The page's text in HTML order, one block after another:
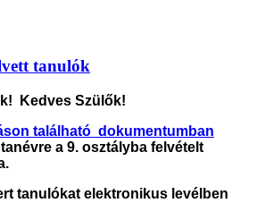
tanulók
Kedves Szülők!
található dokumentumban
a 9. osztályba felvételt
tanulókat elektronikus levélben